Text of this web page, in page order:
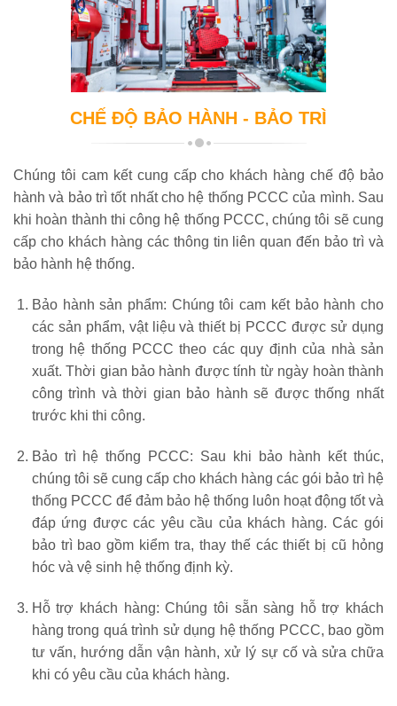
CHẾ ĐỘ BẢO HÀNH - BẢO TRÌ
Chúng tôi cam kết cung cấp cho khách hàng chế độ bảo
hành và bảo trì tốt nhất cho hệ thống PCCC của mình. Sau
khi hoàn thành thi công hệ thống PCCC, chúng tôi sẽ cung
cấp cho khách hàng các thông tin liên quan đến bảo trì và
bảo hành hệ thống.
Bảo hành sản phẩm: Chúng tôi cam kết bảo hành cho
các sản phẩm, vật liệu và thiết bị PCCC được sử dụng
trong hệ thống PCCC theo các quy định của nhà sản
xuất. Thời gian bảo hành được tính từ ngày hoàn thành
công trình và thời gian bảo hành sẽ được thống nhất
trước khi thi công.
Bảo trì hệ thống PCCC: Sau khi bảo hành kết thúc,
chúng tôi sẽ cung cấp cho khách hàng các gói bảo trì hệ
thống PCCC để đảm bảo hệ thống luôn hoạt động tốt và
đáp ứng được các yêu cầu của khách hàng. Các gói
bảo trì bao gồm kiểm tra, thay thế các thiết bị cũ hỏng
hóc và vệ sinh hệ thống định kỳ.
Hỗ trợ khách hàng: Chúng tôi sẵn sàng hỗ trợ khách
hàng trong quá trình sử dụng hệ thống PCCC, bao gồm
tư vấn, hướng dẫn vận hành, xử lý sự cố và sửa chữa
khi có yêu cầu của khách hàng.